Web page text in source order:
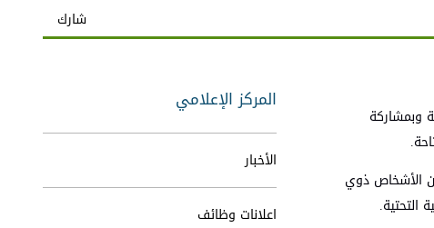
شارك
وبمشاركة
الأشخاص ذوي
التحتية.
المركز الإعلامي
الأخبار
اعلانات وظائف